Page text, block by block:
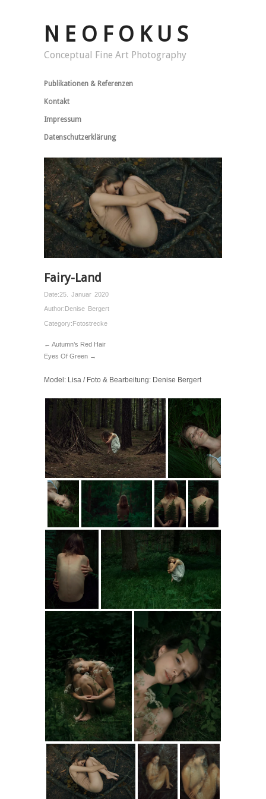
N E O F O K U S
Conceptual Fine Art Photography
Publikationen & Referenzen
Kontakt
Impressum
Datenschutzerklärung
Fairy-Land
Date:25. Januar 2020
Author: Denise Bergert
Category:Fotostrecke
← Autumn’s Red Hair
Eyes Of Green →
Model: Lisa / Foto & Bearbeitung: Denise Bergert